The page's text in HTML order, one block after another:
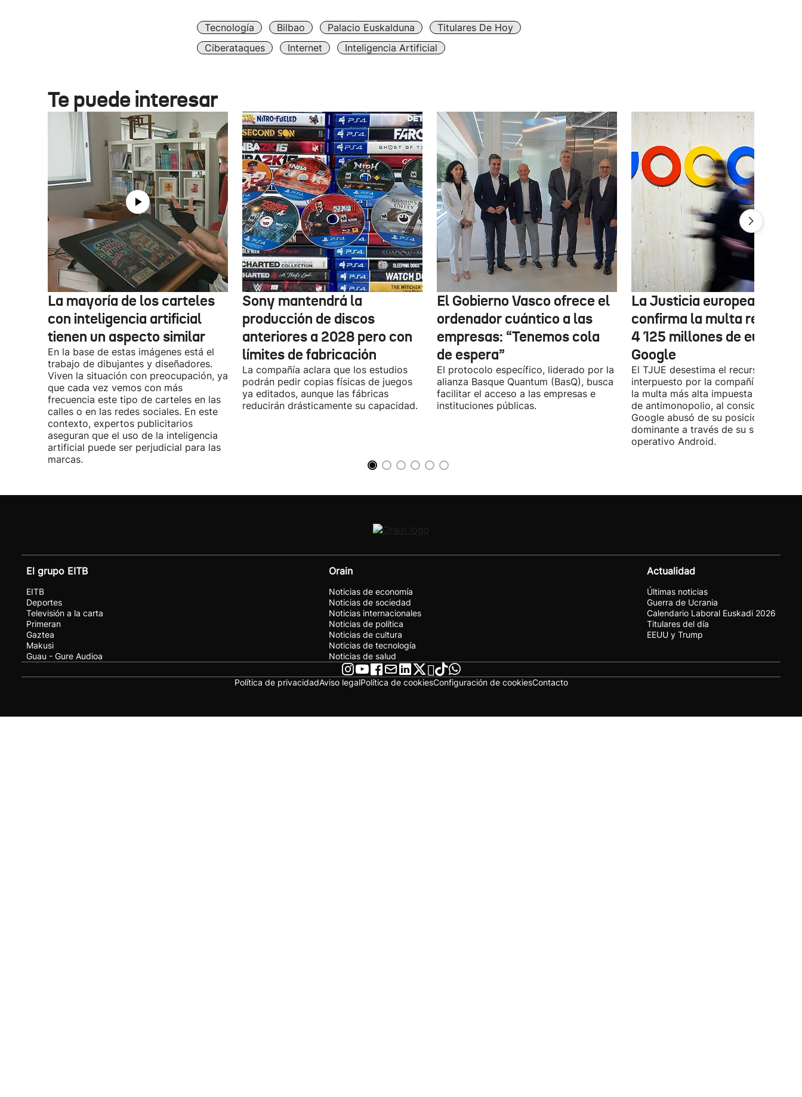
Tecnología Bilbao Palacio Euskalduna
Titulares De Hoy
Ciberataques
Internet Inteligencia Artificial
Te puede interesar
La mayoría de los carteles
con inteligencia artificial
tienen un aspecto similar
En la base de estas imágenes está el
trabajo de dibujantes y diseñadores.
Viven la situación con preocupación, ya
que cada vez vemos con más
frecuencia este tipo de carteles en las
calles o en las redes sociales. En este
contexto, expertos publicitarios
aseguran que el uso de la inteligencia
artificial puede ser perjudicial para las
marcas.
Sony mantendrá la
producción de discos
anteriores a 2028 pero con
límites de fabricación
La compañía aclara que los estudios
podrán pedir copias físicas de juegos
ya editados, aunque las fábricas
reducirán drásticamente su capacidad.
El Gobierno Vasco ofrece el
ordenador cuántico a las
empresas: “Tenemos cola
de espera”
El protocolo específico, liderado por la
alianza Basque Quantum (BasQ), busca
facilitar el acceso a las empresas e
instituciones públicas.
La Justicia europea
confirma la multa récord
4 125 millones de euros a
Google
El TJUE desestima el recurso
interpuesto por la compañía y
la multa más alta impuesta en un
de antimonopolio, al considerar que
Google abusó de su posición
dominante a través de su sistema
operativo Android.
El grupo EITB
EITB
Deportes
Televisión a la carta
Primeran
Gaztea
Makusi
Guau - Gure Audioa
Orain
Noticias de economía
Noticias de sociedad
Noticias internacionales
Noticias de política
Noticias de cultura
Noticias de tecnología
Noticias de salud
Actualidad
Últimas noticias
Guerra de Ucrania
Calendario Laboral Euskadi 2026
Titulares del día
EEUU y Trump
Política de privacidadAviso legalPolítica de cookiesConfiguración de cookiesContacto